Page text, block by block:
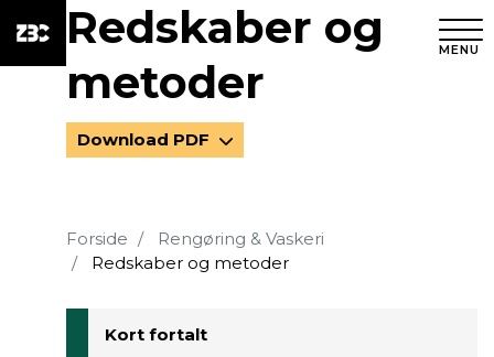
MENU
Redskaber og
metoder
Download PDF
Forside
Rengøring & Vaskeri
Redskaber og metoder
Kort fortalt